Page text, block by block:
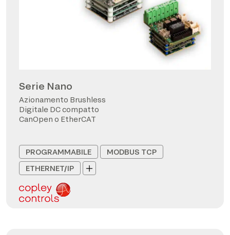
Serie Nano
Azionamento Brushless
Digitale DC compatto
CanOpen o EtherCAT
PROGRAMMABILE
MODBUS TCP
ETHERNET/IP